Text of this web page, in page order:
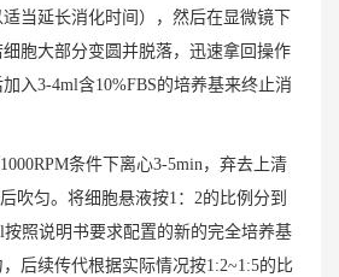
当延长消化时间），然后在显微镜下
胞大部分变圆并脱落，迅速拿回操作
入3-4ml含10%FBS的培养基来终止消
条件下离心3-5min，弃去上清
吹匀。将细胞悬液按1：2的比例分到
照说明书要求配置的新的完全培养基
后续传代根据实际情况按1:2~1:5的比